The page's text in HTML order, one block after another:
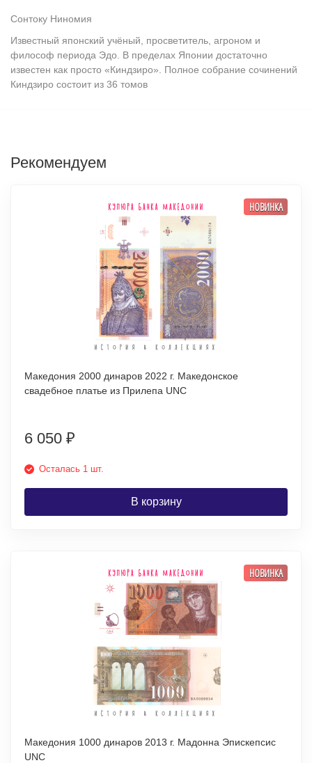
Сонтоку Ниномия
Известный японский учёный, просветитель, агроном и
философ периода Эдо. В пределах Японии достаточно
известен как просто «Киндзиро». Полное собрание сочинений
Киндзиро состоит из 36 томов
Рекомендуем
НОВИНКА
Македония 2000 динаров 2022 г. Македонское
свадебное платье из Прилепа UNC
6 050 ₽
Осталась 1 шт.
В корзину
НОВИНКА
Македония 1000 динаров 2013 г. Мадонна Эпискепсис
UNC